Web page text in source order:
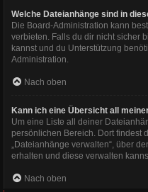
Welche Dateianhänge sind in
Die Board-Administration kann
verbieten. Falls du dir nicht sicher
kannst und du Unterstützung
Administration.
Nach oben
Kann ich eine Übersicht all
Um eine Liste all deiner
persönlichen Bereich. Dort findest
„Dateianhänge verwalten“, über
erhalten und diese verwalten
Nach oben